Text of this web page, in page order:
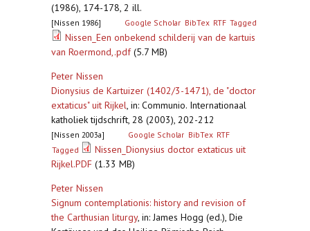
(1986), 174-178, 2 ill.
[Nissen 1986] Google Scholar BibTex RTF Tagged
Nissen_Een onbekend schilderij van de kartuis
van Roermond,.pdf(5.7 MB)
Peter Nissen
Dionysius de Kartuizer (1402/3-1471), de "doctor
extaticus" uit Rijkel, in: Communio. Internationaal
katholiek tijdschrift, 28 (2003), 202-212
[Nissen 2003a] Google Scholar BibTex RTF
Tagged
Nissen_Dionysius doctor extaticus uit
Rijkel.PDF (1.33 MB)
Peter Nissen
Signum contemplationis: history and revision of
the Carthusian liturgy, in: James Hogg (ed.), Die